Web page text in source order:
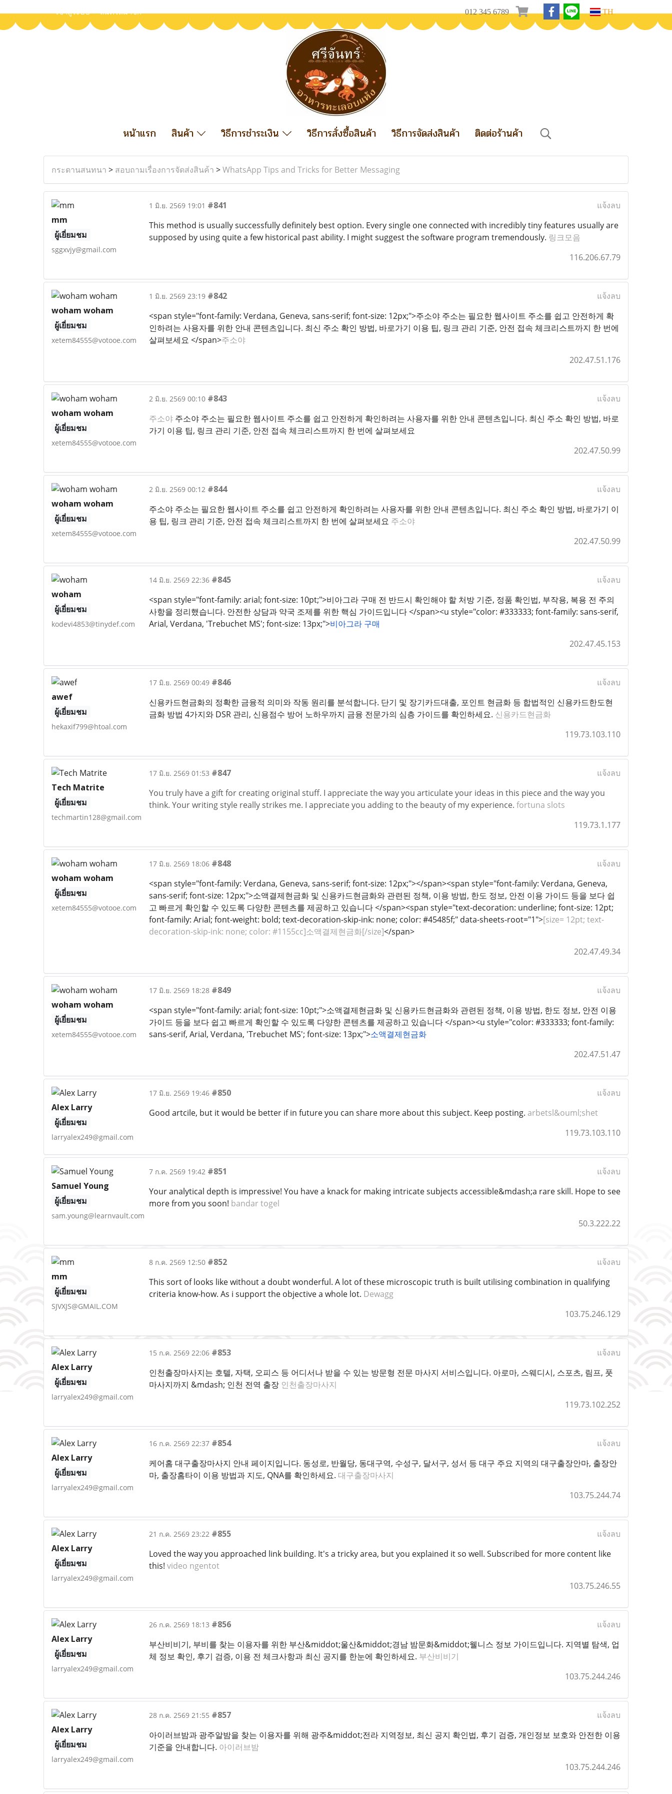
เข้าสู่ระบบ สมัครสมาชิก 012 345 6789 TH
หน้าแรก สินค้า วิธีการชำระเงิน วิธีการสั่งซื้อสินค้า วิธีการจัดส่งสินค้า ติดต่อร้านค้า
กระดานสนทนา > สอบถามเรื่องการจัดส่งสินค้า >WhatsApp Tips and Tricks for Better Messaging
mm
ผู้เยี่ยมชม
sggxvjy@gmail.com
1 มิ.ย. 2569 19:01 #841
แจ้งลบ
This method is usually successfully definitely best option. Every single one connected with incredibly tiny features usually are
supposed by using quite a few historical past ability. I might suggest the software program tremendously. 링크모음
116.206.67.79
woham woham
ผู้เยี่ยมชม
xetem84555@votooe.com
1 มิ.ย. 2569 23:19 #842
แจ้งลบ
<span style="font-family: Verdana, Geneva, sans-serif; font-size: 12px;">주소야 주소는 필요한 웹사이트 주소를 쉽고 안전하게 확
인하려는 사용자를 위한 안내 콘텐츠입니다. 최신 주소 확인 방법, 바로가기 이용 팁, 링크 관리 기준, 안전 접속 체크리스트까지 한 번에
살펴보세요 </span>주소야
202.47.51.176
woham woham
ผู้เยี่ยมชม
xetem84555@votooe.com
2 มิ.ย. 2569 00:10 #843
แจ้งลบ
주소야주소야 주소는 필요한 웹사이트 주소를 쉽고 안전하게 확인하려는 사용자를 위한 안내 콘텐츠입니다. 최신 주소 확인 방법, 바로
가기 이용 팁, 링크 관리 기준, 안전 접속 체크리스트까지 한 번에 살펴보세요
202.47.50.99
woham woham
ผู้เยี่ยมชม
xetem84555@votooe.com
2 มิ.ย. 2569 00:12 #844
แจ้งลบ
주소야 주소는 필요한 웹사이트 주소를 쉽고 안전하게 확인하려는 사용자를 위한 안내 콘텐츠입니다. 최신 주소 확인 방법, 바로가기 이
용 팁, 링크 관리 기준, 안전 접속 체크리스트까지 한 번에 살펴보세요 주소야
202.47.50.99
woham
ผู้เยี่ยมชม
kodevi4853@tinydef.com
14 มิ.ย. 2569 22:36 #845
แจ้งลบ
<span style="font-family: arial; font-size: 10pt;">비아그라 구매 전 반드시 확인해야 할 처방 기준, 정품 확인법, 부작용, 복용 전 주의
사항을 정리했습니다. 안전한 상담과 약국 조제를 위한 핵심 가이드입니다 </span><u style="color: #333333; font-family: sans-serif,
Arial, Verdana, 'Trebuchet MS'; font-size: 13px;">비아그라 구매
202.47.45.153
awef
ผู้เยี่ยมชม
hekaxif799@htoal.com
17 มิ.ย. 2569 00:49 #846
แจ้งลบ
신용카드현금화의 정확한 금융적 의미와 작동 원리를 분석합니다. 단기 및 장기카드대출, 포인트 현금화 등 합법적인 신용카드한도현
금화 방법 4가지와 DSR 관리, 신용점수 방어 노하우까지 금융 전문가의 심층 가이드를 확인하세요. 신용카드현금화
119.73.103.110
Tech Matrite
ผู้เยี่ยมชม
techmartin128@gmail.com
17 มิ.ย. 2569 01:53 #847
แจ้งลบ
You truly have a gift for creating original stuff. I appreciate the way you articulate your ideas in this piece and the way you
think. Your writing style really strikes me. I appreciate you adding to the beauty of my experience. fortuna slots
119.73.1.177
woham woham
ผู้เยี่ยมชม
xetem84555@votooe.com
17 มิ.ย. 2569 18:06 #848
แจ้งลบ
<span style="font-family: Verdana, Geneva, sans-serif; font-size: 12px;"></span><span style="font-family: Verdana, Geneva,
sans-serif; font-size: 12px;">소액결제현금화 및 신용카드현금화와 관련된 정책, 이용 방법, 한도 정보, 안전 이용 가이드 등을 보다 쉽
고 빠르게 확인할 수 있도록 다양한 콘텐츠를 제공하고 있습니다 </span><span style="text-decoration: underline; font-size: 12pt;
font-family: Arial; font-weight: bold; text-decoration-skip-ink: none; color: #45485f;" data-sheets-root="1">[size= 12pt; text-
decoration-skip-ink: none; color: #1155cc]소액결제현금화[/size]</span>
202.47.49.34
woham woham
ผู้เยี่ยมชม
xetem84555@votooe.com
17 มิ.ย. 2569 18:28 #849
แจ้งลบ
<span style="font-family: arial; font-size: 10pt;">소액결제현금화 및 신용카드현금화와 관련된 정책, 이용 방법, 한도 정보, 안전 이용
가이드 등을 보다 쉽고 빠르게 확인할 수 있도록 다양한 콘텐츠를 제공하고 있습니다 </span><u style="color: #333333; font-family:
sans-serif, Arial, Verdana, 'Trebuchet MS'; font-size: 13px;">소액결제현금화
202.47.51.47
Alex Larry
ผู้เยี่ยมชม
larryalex249@gmail.com
17 มิ.ย. 2569 19:46 #850
แจ้งลบ
Good artcile, but it would be better if in future you can share more about this subject. Keep posting. arbetsl&ouml;shet
119.73.103.110
Samuel Young
ผู้เยี่ยมชม
sam.young@learnvault.com
7 ก.ค. 2569 19:42 #851
แจ้งลบ
Your analytical depth is impressive! You have a knack for making intricate subjects accessible&mdash;a rare skill. Hope to see
more from you soon! bandar togel
50.3.222.22
mm
ผู้เยี่ยมชม
SJVXJS@GMAIL.COM
8 ก.ค. 2569 12:50 #852
แจ้งลบ
This sort of looks like without a doubt wonderful. A lot of these microscopic truth is built utilising combination in qualifying
criteria know-how. As i support the objective a whole lot. Dewagg
103.75.246.129
Alex Larry
ผู้เยี่ยมชม
larryalex249@gmail.com
15 ก.ค. 2569 22:06 #853
แจ้งลบ
인천출장마사지는 호텔, 자택, 오피스 등 어디서나 받을 수 있는 방문형 전문 마사지 서비스입니다. 아로마, 스웨디시, 스포츠, 림프, 풋
마사지까지 &mdash; 인천 전역 출장 인천출장마사지
119.73.102.252
Alex Larry
ผู้เยี่ยมชม
larryalex249@gmail.com
16 ก.ค. 2569 22:37 #854
แจ้งลบ
케어홈 대구출장마사지 안내 페이지입니다. 동성로, 반월당, 동대구역, 수성구, 달서구, 성서 등 대구 주요 지역의 대구출장안마, 출장안
마, 출장홈타이 이용 방법과 지도, QNA를 확인하세요. 대구출장마사지
103.75.244.74
Alex Larry
ผู้เยี่ยมชม
larryalex249@gmail.com
21 ก.ค. 2569 23:22 #855
แจ้งลบ
Loved the way you approached link building. It's a tricky area, but you explained it so well. Subscribed for more content like
this! video ngentot
103.75.246.55
Alex Larry
ผู้เยี่ยมชม
larryalex249@gmail.com
26 ก.ค. 2569 18:13 #856
แจ้งลบ
부산비비기, 부비를 찾는 이용자를 위한 부산&middot;울산&middot;경남 밤문화&middot;웰니스 정보 가이드입니다. 지역별 탐색, 업
체 정보 확인, 후기 검증, 이용 전 체크사항과 최신 공지를 한눈에 확인하세요. 부산비비기
103.75.244.246
Alex Larry
ผู้เยี่ยมชม
larryalex249@gmail.com
28 ก.ค. 2569 21:55 #857
แจ้งลบ
아이러브밤과 광주알밤을 찾는 이용자를 위해 광주&middot;전라 지역정보, 최신 공지 확인법, 후기 검증, 개인정보 보호와 안전한 이용
기준을 안내합니다. 아이러브밤
103.75.244.246